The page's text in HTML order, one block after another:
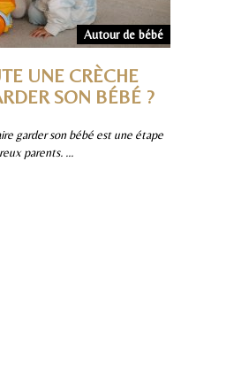
Autour de bébé
UNE CRÈCHE
SON BÉBÉ ?
garder son bébé est une étape
parents. ...